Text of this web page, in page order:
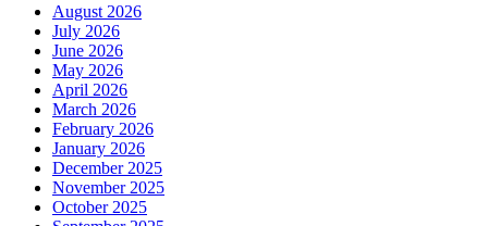
August 2026
July 2026
June 2026
May 2026
April 2026
March 2026
February 2026
January 2026
December 2025
November 2025
October 2025